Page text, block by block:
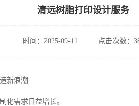
清远树脂打印设计服务
时间：2025-09-11 点击次数：
新浪潮
化需求日益增长。